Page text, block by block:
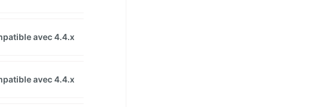
avec 4.4.x
avec 4.4.x